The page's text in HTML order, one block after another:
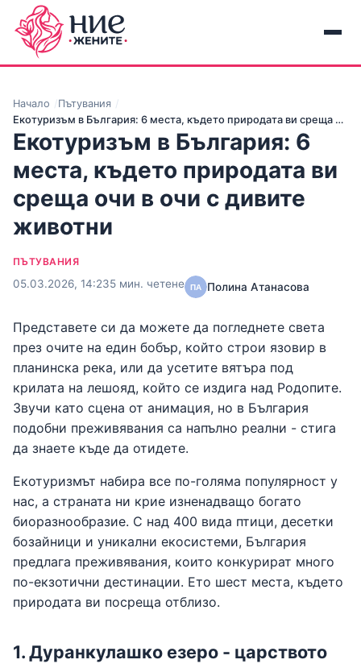
Начало
Пътувания
Екотуризъм в България: 6 места, където природата ви среща …
Екотуризъм в България: 6
места, където природата ви
среща очи в очи с дивите
животни
ПЪТУВАНИЯ
05.03.2026, 14:235 мин. четене Полина Атанасова
Представете си да можете да погледнете света
през очите на един бобър, който строи язовир в
планинска река, или да усетите вятъра под
крилата на лешояд, който се издига над Родопите.
Звучи като сцена от анимация, но в България
подобни преживявания са напълно реални - стига
да знаете къде да отидете.
Екотуризмът набира все по-голяма популярност у
нас, а страната ни крие изненадващо богато
биоразнообразие. С над 400 вида птици, десетки
бозайници и уникални екосистеми, България
предлага преживявания, които конкурират много
по-екзотични дестинации. Ето шест места, където
природата ви посреща отблизо.
1. Дуранкулашко езеро - царството